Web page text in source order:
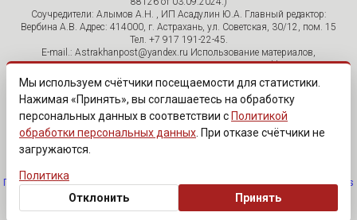
Соучредители: Алымов А.Н. , ИП Асадулин Ю.А. Главный редактор:
Вербина А.В. Адрес: 414000, г. Астрахань, ул. Советская, 30/12, пом. 15
Тел. +7 917 191-22-45.
E-mail.: Astrakhanpost@yandex.ru Использование материалов,
размещенных на страницах сетевого издания «Astrakhanpost»,
допускается исключительно с указанием источника и публикацией
активной гиперссылки на портал Astrakhanpost.ru. Комментарии
читателей сайта размещаются без предварительного редактирования.
Редакция оставляет за собой право удалить их с сайта или
отредактировать, если указанные сообщения нарушают законы РФ.
«САЙТ ПРЕДНАЗНАЧЕН ДЛЯ АУДИТОРИИ 18+»
Политика обработки персональных данных·Изменить согласие на cookies
Мы используем счётчики посещаемости для статистики.
Нажимая «Принять», вы соглашаетесь на обработку
персональных данных в соответствии с Политикой
обработки персональных данных . При отказе счётчики не
загружаются.
Политика
Отклонить
Принять